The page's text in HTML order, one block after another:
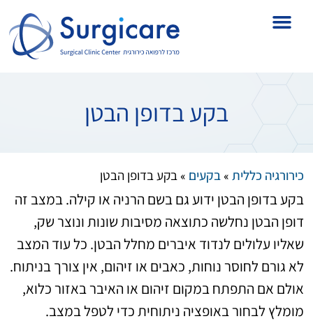
בקע בדופן הבטן
כירורגיה כללית »בקעים »בקע בדופן הבטן
בקע בדופן הבטן ידוע גם בשם הרניה או קילה. במצב זה
דופן הבטן נחלשה כתוצאה מסיבות שונות ונוצר שק,
שאליו עלולים לנדוד איברים מחלל הבטן. כל עוד המצב
לא גורם לחוסר נוחות, כאבים או זיהום, אין צורך בניתוח.
אולם אם התפתח במקום זיהום או האיבר באזור כלוא,
מומלץ לבחור באופציה ניתוחית כדי לטפל במצב.